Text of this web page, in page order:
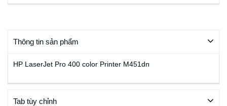
Thông tin sản phẩm
HP LaserJet Pro 400 color Printer M451dn
Tab tùy chỉnh